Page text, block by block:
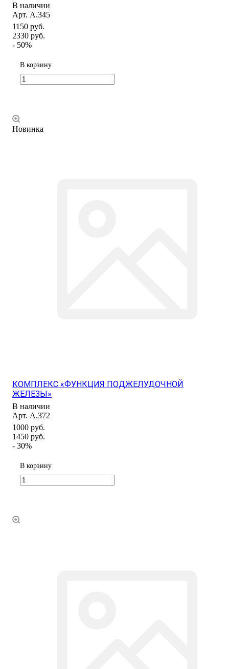
В наличии
Арт. А.345
1150 руб.
2330 руб.
- 50%
В корзину
Новинка
КОМПЛЕКС «ФУНКЦИЯ ПОДЖЕЛУДОЧНОЙ
ЖЕЛЕЗЫ»
В наличии
Арт. А.372
1000 руб.
1450 руб.
- 30%
В корзину